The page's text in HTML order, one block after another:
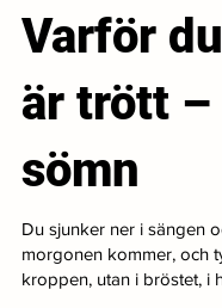
Varför
är trött
sömn
Du sjunker ner i sängen
morgonen kommer, och
kroppen, utan i bröstet, i